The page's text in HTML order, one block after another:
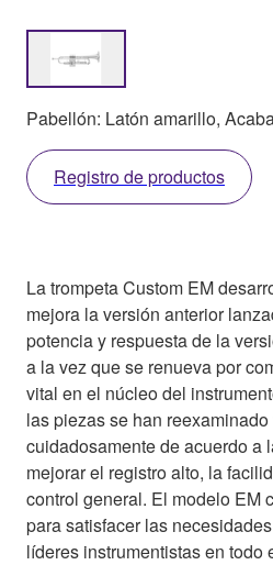
Pabellón: Latón amarillo,
Registro de productos
La trompeta Custom EM
mejora la versión anterior
potencia y respuesta de la
a la vez que se renueva por
vital en el núcleo del
las piezas se han
cuidadosamente de acuerdo a
mejorar el registro alto, la
control general. El modelo EM
para satisfacer las
líderes instrumentistas en todo